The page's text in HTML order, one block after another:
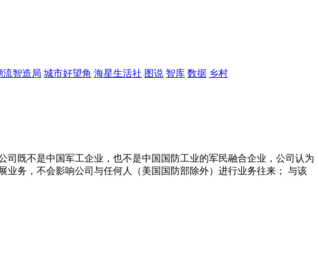
流智造局 城市好望角 海星生活社 图说 智库 数据 乡村
既不是中国军工企业，也不是中国国防工业的军民融合企业，公司认为
务，不会影响公司与任何人（美国国防部除外）进行业务往来； 与该